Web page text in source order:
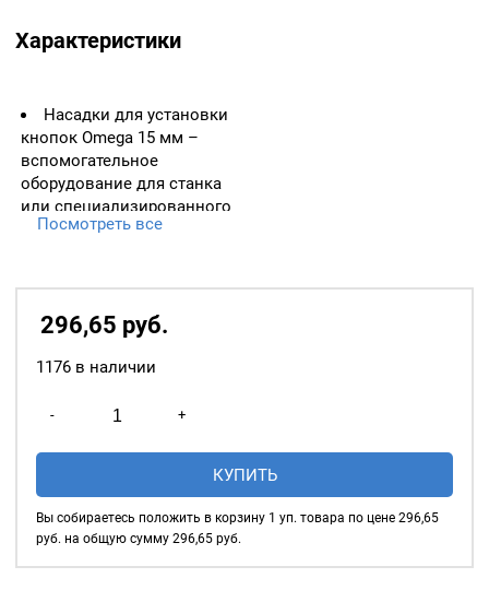
Характеристики
Насадки для установки
кнопок Omega 15 мм –
вспомогательное
оборудование для станка
или специализированного
оборудования по
Для кнопок : Omega
15мм
Совместимы с прессом
резьбой 6 мм.
Посмотреть все
296,65 руб.
1176 в наличии
-
товара
Насадка
кнопок
+
КУПИТЬ
Вы собираетесь положить в корзину 1 уп. товара по цене 296,65
руб. на общую сумму 296,65руб.